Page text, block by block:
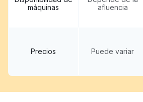
máquinas
afluencia
Precios Puede variar